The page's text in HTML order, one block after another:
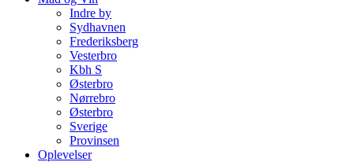
Indre by
Sydhavnen
Frederiksberg
Vesterbro
Kbh S
Østerbro
Nørrebro
Østerbro
Sverige
Provinsen
Oplevelser